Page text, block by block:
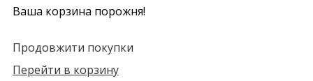
Ваша корзина порожня!
Продовжити покупки
Перейти в корзину